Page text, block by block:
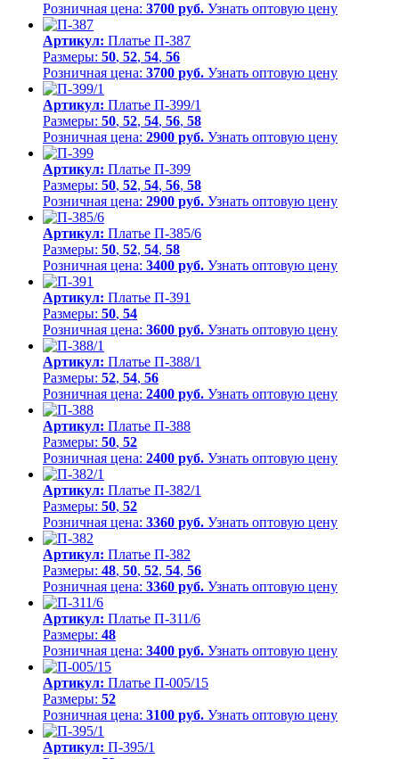
Розничная цена: 3700 руб. Узнать оптовую цену
Артикул: Платье П-387
Размеры: 50, 52, 54, 56
Розничная цена: 3700 руб. Узнать оптовую цену
Артикул: Платье П-399/1
Размеры: 50, 52, 54, 56, 58
Розничная цена: 2900 руб. Узнать оптовую цену
Артикул: Платье П-399
Размеры: 50, 52, 54, 56, 58
Розничная цена: 2900 руб. Узнать оптовую цену
Артикул: Платье П-385/6
Размеры: 50, 52, 54, 58
Розничная цена: 3400 руб. Узнать оптовую цену
Артикул: Платье П-391
Размеры: 50, 54
Розничная цена: 3600 руб. Узнать оптовую цену
Артикул: Платье П-388/1
Размеры: 52, 54, 56
Розничная цена: 2400 руб. Узнать оптовую цену
Артикул: Платье П-388
Размеры: 50, 52
Розничная цена: 2400 руб. Узнать оптовую цену
Артикул: Платье П-382/1
Размеры: 50, 52
Розничная цена: 3360 руб. Узнать оптовую цену
Артикул: Платье П-382
Размеры: 48, 50, 52, 54, 56
Розничная цена: 3360 руб. Узнать оптовую цену
Артикул: Платье П-311/6
Размеры: 48
Розничная цена: 3400 руб. Узнать оптовую цену
Артикул: Платье П-005/15
Размеры: 52
Розничная цена: 3100 руб. Узнать оптовую цену
Артикул: П-395/1